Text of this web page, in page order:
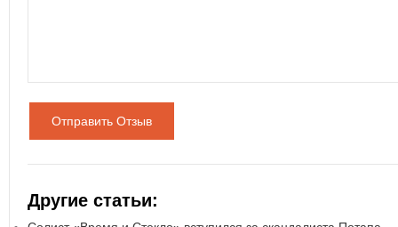
Отправить Отзыв
Другие статьи: